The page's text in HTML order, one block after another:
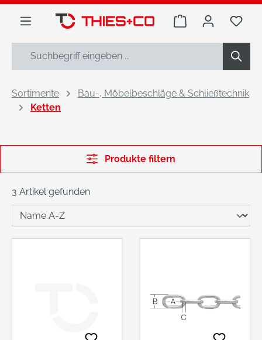
springen
Warenkorb Du
Sortimente
Bau-, Möbelbeschläge & Schließtechnik
Ketten
Produkte filtern
3 Artikel gefunden